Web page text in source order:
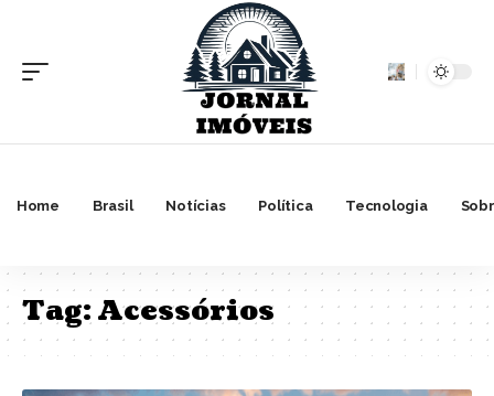
Home Brasil Notícias Política Tecnologia
Tag:Acessórios